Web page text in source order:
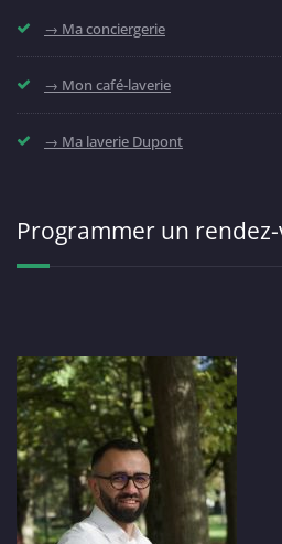
→ Ma conciergerie
→ Mon café-laverie
→ Ma laverie Dupont
Programmer un